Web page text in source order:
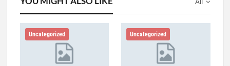
All
Uncategorized Uncategorized